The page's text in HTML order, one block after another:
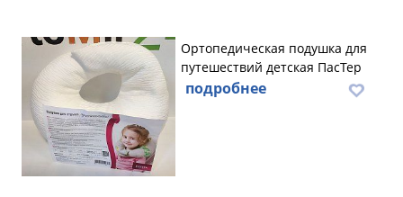
Ортопедическая подушка для
путешествий детская ПасТер
подробнее